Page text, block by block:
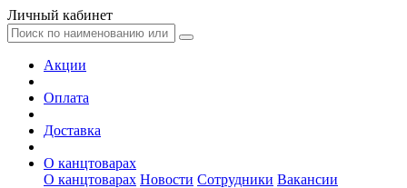
Личный кабинет
Акции
Оплата
Доставка
О канцтоварах
О канцтоварах Новости Сотрудники Вакансии